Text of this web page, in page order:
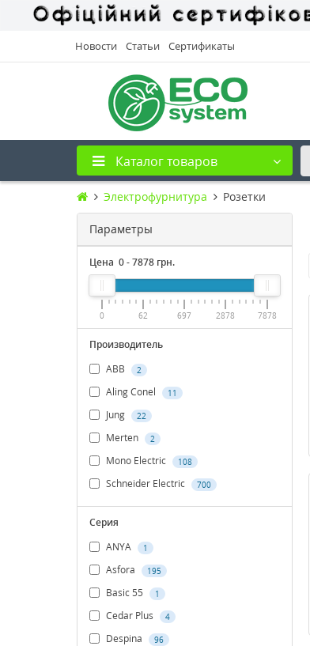
Новости Статьи Сертификаты
Каталог товаров
Электрофурнитура Розетки
Параметры
Цена 0-7878 грн.
0 62 697 2878 7878
Производитель
ABB
2
Aling Conel 11
Jung 22
Merten 2
Mono Electric 108
Schneider Electric 700
Серия
ANYA
1
Asfora 195
Basic 55 1
Cedar Plus 4
Despina 96